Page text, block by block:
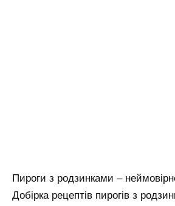
Пироги з родзинками –
Добірка рецептів пирогів з